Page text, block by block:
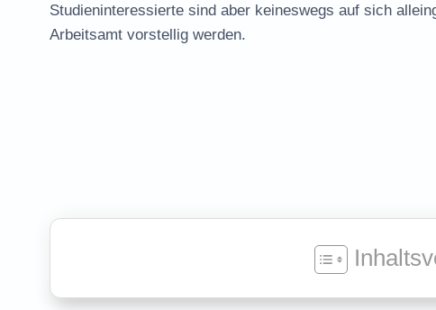
Studieninteressierte sind aber keineswegs auf sich
Arbeitsamt vorstellig werden.